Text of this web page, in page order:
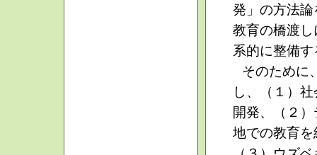
発」の方法
教育の橋渡
系的に整備
そのために
し、（１）
開発、（２
地での教育